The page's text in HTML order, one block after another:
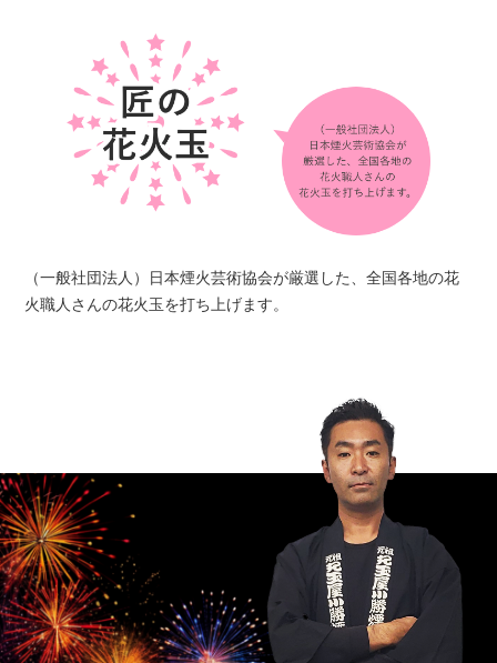
（一般社団法人）日本煙火芸術協会が厳選した、全国各地の花
火職人さんの花火玉を打ち上げます。